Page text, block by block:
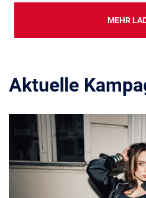
MEHR
Aktuelle